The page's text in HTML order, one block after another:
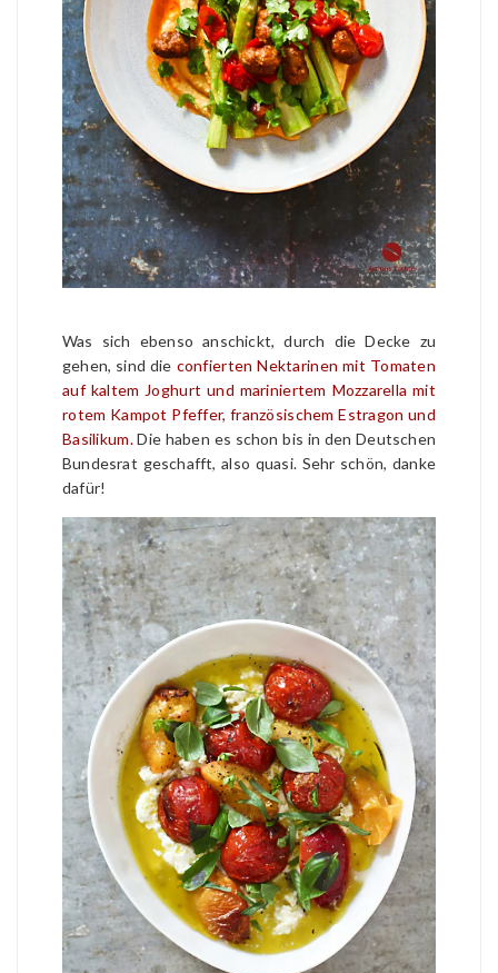
Was sich ebenso anschickt, durch die Decke zu
gehen, sind die confierten Nektarinen mit Tomaten
auf kaltem Joghurt und mariniertem Mozzarella mit
rotem Kampot Pfeffer, französischem Estragon und
Basilikum.Die haben es schon bis in den Deutschen
Bundesrat geschafft, also quasi. Sehr schön, danke
dafür!